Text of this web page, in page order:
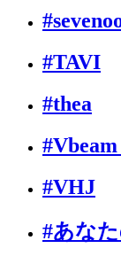
#TAVI
#thea
#VHJ
#あな